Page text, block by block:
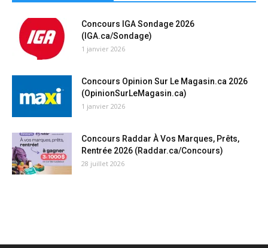
Concours IGA Sondage 2026
(IGA.ca/Sondage)
1 janvier 2026
Concours Opinion Sur Le Magasin.ca 2026
(OpinionSurLeMagasin.ca)
1 janvier 2026
Concours Raddar À Vos Marques, Prêts,
Rentrée 2026 (Raddar.ca/Concours)
28 juillet 2026